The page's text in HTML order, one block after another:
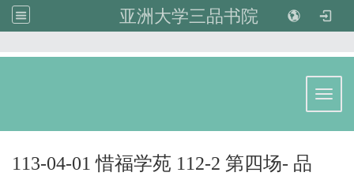
亚洲大学三品书院
113-04-01 惜福学苑 112-2 第四场- 品